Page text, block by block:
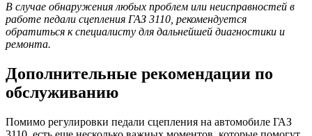
В случае обнаружения любых проблем или неисправностей в
работе педали сцепления ГАЗ 3110, рекомендуется
обратиться к специалисту для дальнейшей диагностики и
ремонта.
Дополнительные рекомендации по
обслуживанию
Помимо регулировки педали сцепления на автомобиле ГАЗ